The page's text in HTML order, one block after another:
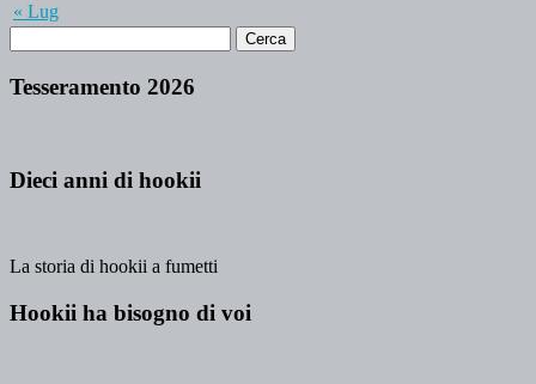
« Lug
Tesseramento 2026
Dieci anni di hookii
La storia di hookii a fumetti
Hookii ha bisogno di voi